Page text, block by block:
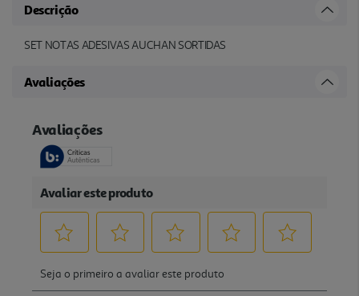
Descrição
SET NOTAS ADESIVAS AUCHAN SORTIDAS
Avaliações